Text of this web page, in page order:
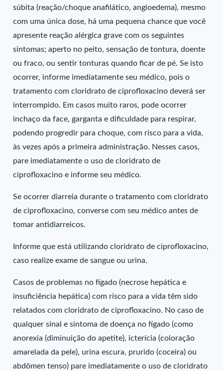
súbita (reação/choque anafilático, angioedema), mesmo
com uma única dose, há uma pequena chance que você
apresente reação alérgica grave com os seguintes
sintomas; aperto no peito, sensação de tontura, doente
ou fraco, ou sentir tonturas quando ficar de pé. Se isto
ocorrer, informe imediatamente seu médico, pois o
tratamento com cloridrato de ciprofloxacino deverá ser
interrompido. Em casos muito raros, pode ocorrer
inchaço da face, garganta e dificuldade para respirar,
podendo progredir para choque, com risco para a vida,
às vezes após a primeira administração. Nesses casos,
pare imediatamente o uso de cloridrato de
ciprofloxacino e informe seu médico.
Se ocorrer diarreia durante o tratamento com cloridrato
de ciprofloxacino, converse com seu médico antes de
tomar antidiarreicos.
Informe que está utilizando cloridrato de ciprofloxacino,
caso realize exame de sangue ou urina.
Casos de problemas no fígado (necrose hepática e
insuficiência hepática) com risco para a vida têm sido
relatados com cloridrato de ciprofloxacino. No caso de
qualquer sinal e sintoma de doença no fígado (como
anorexia (diminuição do apetite), icterícia (coloração
amarelada da pele), urina escura, prurido (coceira) ou
abdômen tenso) pare imediatamente o uso de cloridrato